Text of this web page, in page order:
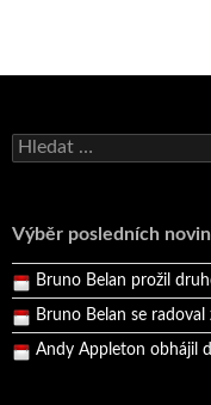
Vyhledávání
Výběr posledních
Bruno Belan se
Pražský přebor neskrblil
Bruno Belan prožil
Bruno Belan se
Andy Appleton obhájil